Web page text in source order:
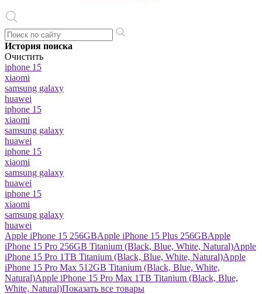
История поиска
Очистить
iphone 15
xiaomi
samsung galaxy
huawei
iphone 15
xiaomi
samsung galaxy
huawei
iphone 15
xiaomi
samsung galaxy
huawei
iphone 15
xiaomi
samsung galaxy
huawei
Apple iPhone 15 256GBApple iPhone 15 Plus 256GBApple
iPhone 15 Pro 256GB Titanium (Black, Blue, White, Natural)Apple
iPhone 15 Pro 1TB Titanium (Black, Blue, White, Natural)Apple
iPhone 15 Pro Max 512GB Titanium (Black, Blue, White,
Natural)Apple iPhone 15 Pro Max 1TB Titanium (Black, Blue,
White, Natural)Показать все товары